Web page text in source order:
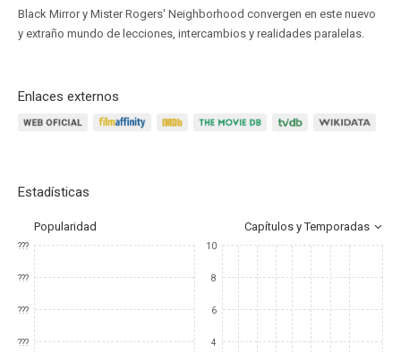
Black Mirror y Mister Rogers' Neighborhood convergen en este nuevo
y extraño mundo de lecciones, intercambios y realidades paralelas.
Enlaces externos
Estadísticas
Popularidad Capítulos y Temporadas
???
???
???
???
10
8
6
4